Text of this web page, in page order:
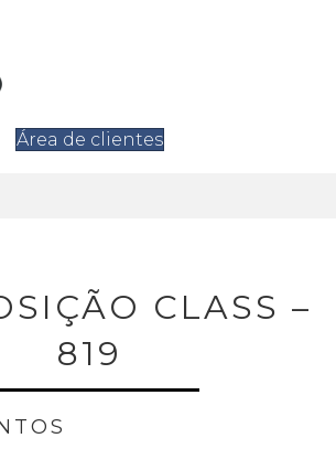
Área de clientes
CLASS –
819